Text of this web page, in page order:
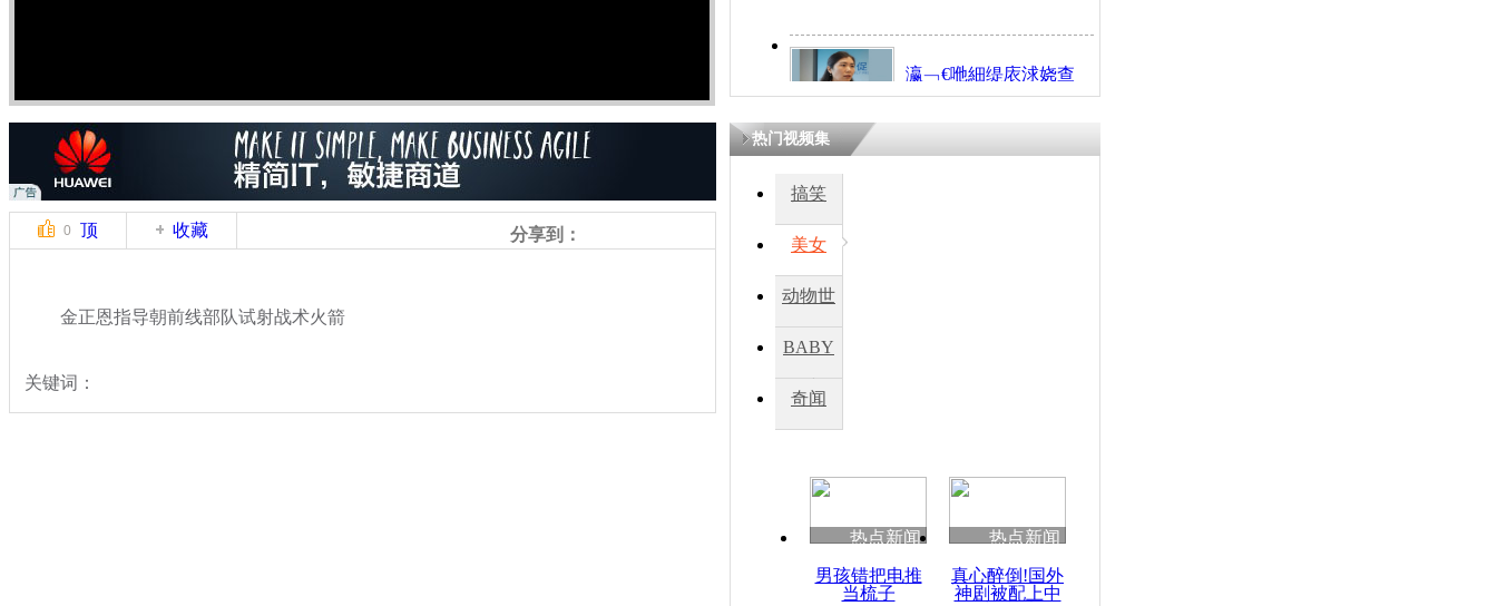
瀛﹁€咃細缇庡浗娆查
€间笢鍗椾簹涓庝腑鍥
熷悎浣� 涓ㄥ浗闄呰
0 顶 收藏 分享到：
金正恩指导朝前线部队试射战术火箭
关键词：
热门视频集
搞笑
美女
动物世
BABY
秀
奇闻
热点新闻
男孩错把电推
当梳子
热点新闻
真心醉倒!国外
神剧被配上中